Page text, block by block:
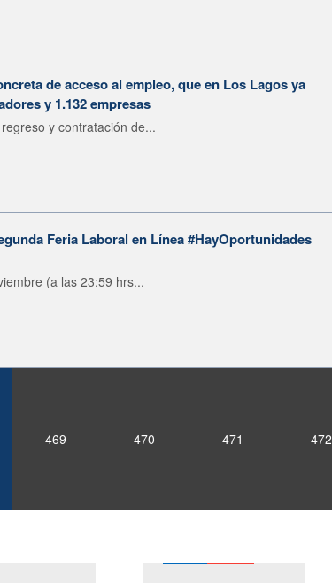
de acceso al empleo, que en Los Lagos ya
y 1.132 empresas
y contratación de...
Feria Laboral en Línea #HayOportunidades
(a las 23:59 hrs...
469 470 471 472